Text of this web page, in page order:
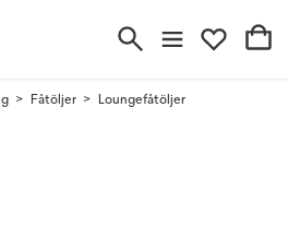
Fåtöljer Loungefåtöljer